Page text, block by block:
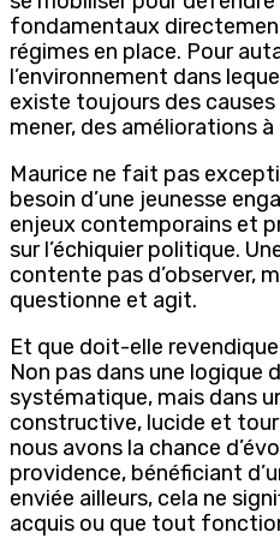
fondamentaux
régimes en place. Pour
l’environnement dans
existe toujours des
mener, des améliorations à
Maurice ne fait pas
besoin d’une jeunesse
enjeux contemporains et
sur l’échiquier politique.
contente pas d’observer,
questionne et agit.
Et que doit-elle
Non pas dans une logique
systématique, mais dans
constructive, lucide et
nous avons la chance
providence, bénéficiant
enviée ailleurs, cela ne
acquis ou que tout